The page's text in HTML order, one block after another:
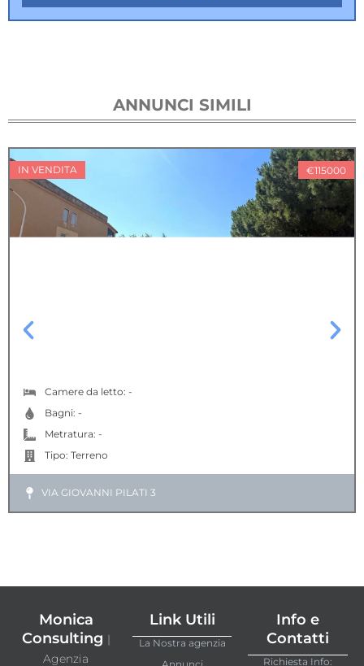
ANNUNCI SIMILI
IN VENDITA €115000
Camere da letto: -
Bagni: -
Metratura: -
Tipo: Terreno
VIA GIOVANNI PILATI 3
Monica
Consulting |
Agenzia
Link Utili
La Nostra agenzia
Info e
Contatti
Richiesta Info: